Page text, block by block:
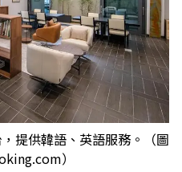
提供韓語、英語服務。（圖
）